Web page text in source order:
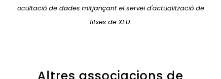
ocultació de dades mitjançant el servei d'actualització de
fitxes de XEU.